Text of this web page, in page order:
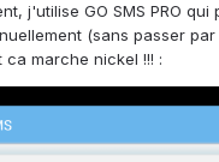
j'utilise GO SMS PRO
(sans passer
ca marche nickel !!! :